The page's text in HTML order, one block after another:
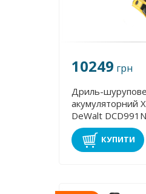
10249 грн
Дриль-
акумуляторний
DeWalt
КУПИТИ